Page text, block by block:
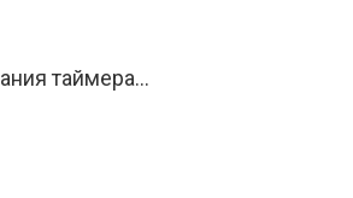
таймера...